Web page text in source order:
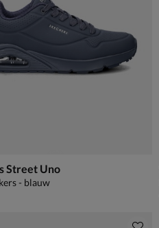
Street Uno
- blauw